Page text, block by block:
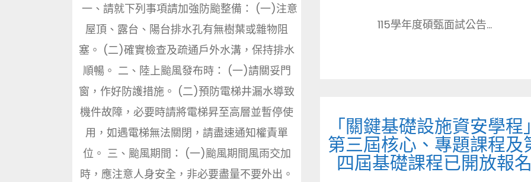
115學年度碩甄面試公告...
一、請就下列事項請加強防颱整備： (一)注意
屋頂、露台、陽台排水孔有無樹葉或雜物阻
塞。 (二)確實檢查及疏通戶外水溝，保持排水
順暢。 二、陸上颱風發布時： (一)請關妥門
窗，作好防護措施。 (二)預防電梯井漏水導致
機件故障，必要時請將電梯昇至高層並暫停使
用，如遇電梯無法關閉，請盡速通知權責單
位。 三、颱風期間： (一)颱風期間風雨交加
時，應注意人身安全，非必要盡量不要外出。
「關鍵基礎設施資安學程」
第三屆核心、專題課程及
四屆基礎課程已開放報名